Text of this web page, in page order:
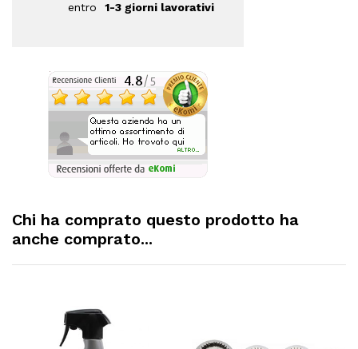
entro 1-3 giorni lavorativi
Chi ha comprato questo prodotto ha
anche comprato...